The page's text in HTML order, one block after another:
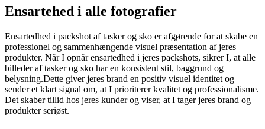
Ensartehed i alle fotografier
Ensartedhed i packshot af tasker og sko er afgørende for at skabe en
professionel og sammenhængende visuel præsentation af jeres
produkter. Når I opnår ensartedhed i jeres packshots, sikrer I, at alle
billeder af tasker og sko har en konsistent stil, baggrund og
belysning.Dette giver jeres brand en positiv visuel identitet og
sender et klart signal om, at I prioriterer kvalitet og professionalisme.
Det skaber tillid hos jeres kunder og viser, at I tager jeres brand og
produkter seriøst.